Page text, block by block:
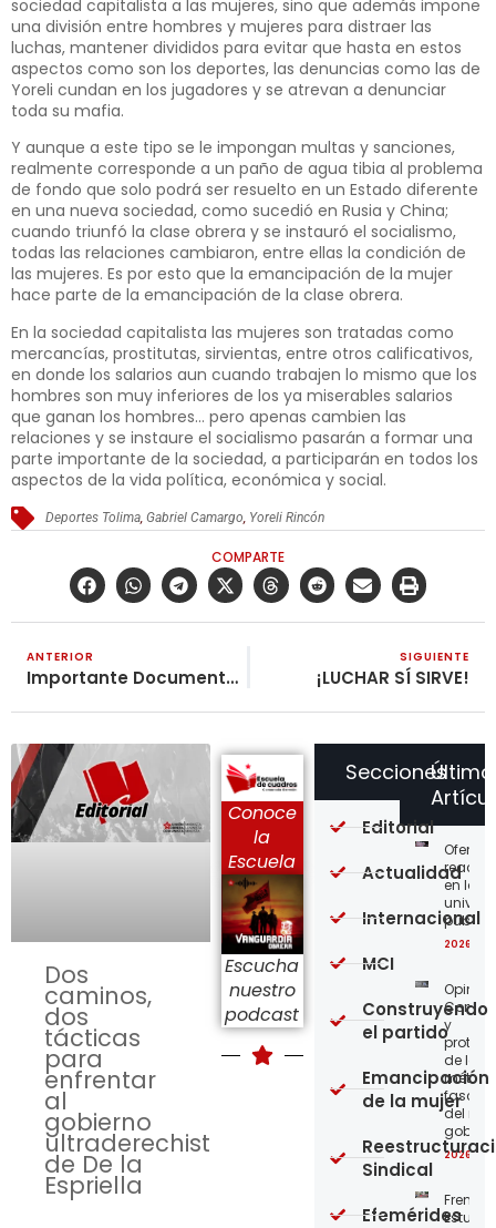
sociedad capitalista a las mujeres, sino que además impone
una división entre hombres y mujeres para distraer las
luchas, mantener divididos para evitar que hasta en estos
aspectos como son los deportes, las denuncias como las de
Yoreli cundan en los jugadores y se atrevan a denunciar
toda su mafia.
Y aunque a este tipo se le impongan multas y sanciones,
realmente corresponde a un paño de agua tibia al problema
de fondo que solo podrá ser resuelto en un Estado diferente
en una nueva sociedad, como sucedió en Rusia y China;
cuando triunfó la clase obrera y se instauró el socialismo,
todas las relaciones cambiaron, entre ellas la condición de
las mujeres. Es por esto que la emancipación de la mujer
hace parte de la emancipación de la clase obrera.
En la sociedad capitalista las mujeres son tratadas como
mercancías, prostitutas, sirvientas, entre otros calificativos,
en donde los salarios aun cuando trabajen lo mismo que los
hombres son muy inferiores de los ya miserables salarios
que ganan los hombres… pero apenas cambien las
relaciones y se instaure el socialismo pasarán a formar una
parte importante de la sociedad, a participarán en todos los
aspectos de la vida política, económica y social.
Deportes Tolima,Gabriel Camargo, Yoreli Rincón
COMPARTE
ANTERIOR
Importante Documento del Partido Comunista (Maoísta) de Afganistán para la Unidad del Movimiento Comunista Internacional
SIGUIENTE
¡LUCHAR SÍ SIRVE!
Dos
caminos,
dos
tácticas
para
enfrentar
al
gobierno
ultraderechista
de De la
Espriella
Conoce
la
Escuela
Escucha
nuestro
podcast
en las
2026-
y
de los
del
2026-
Frente
Secciones
Editorial
Actualidad
Internacional
MCI
Construyendo
el partido
Emancipación
de la mujer
Sindical
Efemérides